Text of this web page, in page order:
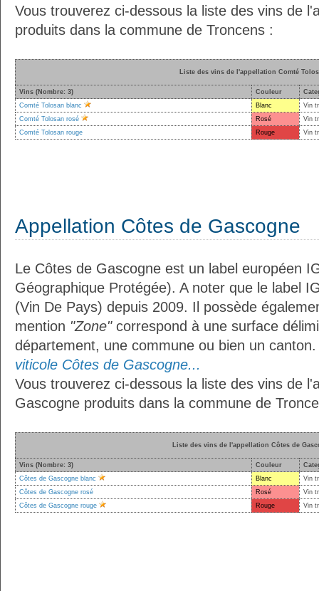
Vous trouverez ci-dessous la liste des vins de
produits dans la commune de Troncens :
Liste des vins de l'appellation Comté
Vins (Nombre: 3) Couleur
Comté Tolosan blanc
Blanc
Vin
Comté Tolosan rosé
Rosé
Vin
Comté Tolosan rouge
Rouge Vin
Appellation Côtes de Gascogne
Le Côtes de Gascogne est un label européen
Géographique Protégée). A noter que le label
(Vin De Pays) depuis 2009. Il possède
mention "Zone"correspond à une surface
département, une commune ou bien un
viticole Côtes de Gascogne...
Vous trouverez ci-dessous la liste des vins de
Gascogne produits dans la commune de
Liste des vins de l'appellation Côtes de
Vins (Nombre: 3) Couleur
Côtes de Gascogne blanc
Blanc
Vin
Côtes de Gascogne rosé
Rosé
Vin
Côtes de Gascogne rouge
Rouge Vin